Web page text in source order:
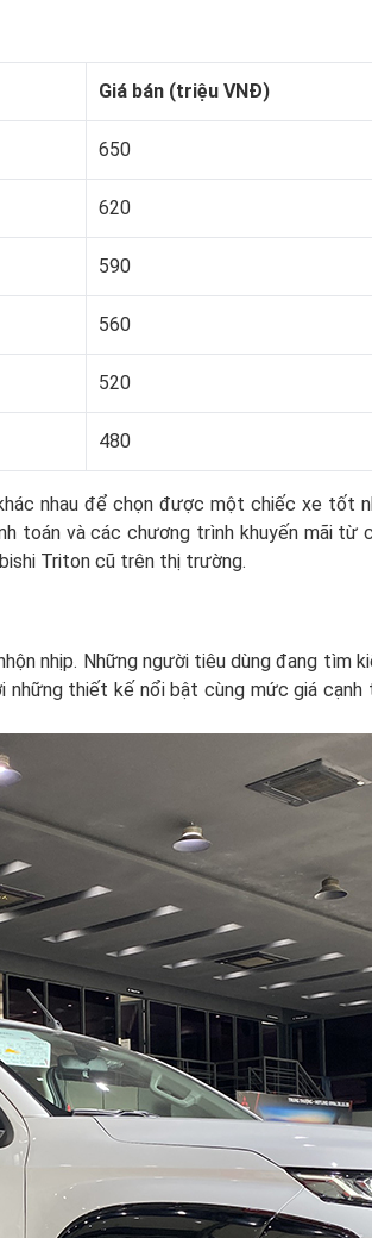
Giá bán (triệu VNĐ)
650
620
590
560
520
480
nhau để chọn được một chiếc xe tốt
toán và các chương trình khuyến mãi
Triton cũ trên thị trường.
nhịp. Những người tiêu dùng đang tìm
thiết kế nổi bật cùng mức giá